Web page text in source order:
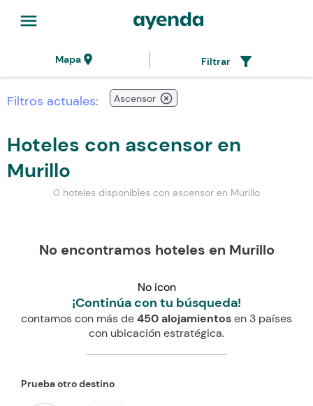
menu
Mapalocation_on Filtrar filter_alt
Filtros actuales: Ascensor highlight_off
Hoteles con ascensor en
Murillo
0 hoteles disponibles con ascensor en Murillo
No encontramos hoteles en Murillo
No icon
¡Continúa con tu búsqueda!
contamos con más de450 alojamientosen 3 países
con ubicación estratégica.
Prueba otro destino